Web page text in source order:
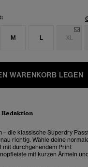
M L XL
WARENKORB LEGEN
– die klassische Superdry
richtig. Wähle deine
mit durchgehendem Print
mit kurzen Ärmeln